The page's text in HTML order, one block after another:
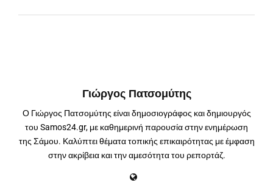
Γιώργος Πατσομύτης
Ο Γιώργος Πατσομύτης είναι δημοσιογράφος και δημιουργός
του Samos24.gr, με καθημερινή παρουσία στην ενημέρωση
της Σάμου. Καλύπτει θέματα τοπικής επικαιρότητας με έμφαση
στην ακρίβεια και την αμεσότητα του ρεπορτάζ.